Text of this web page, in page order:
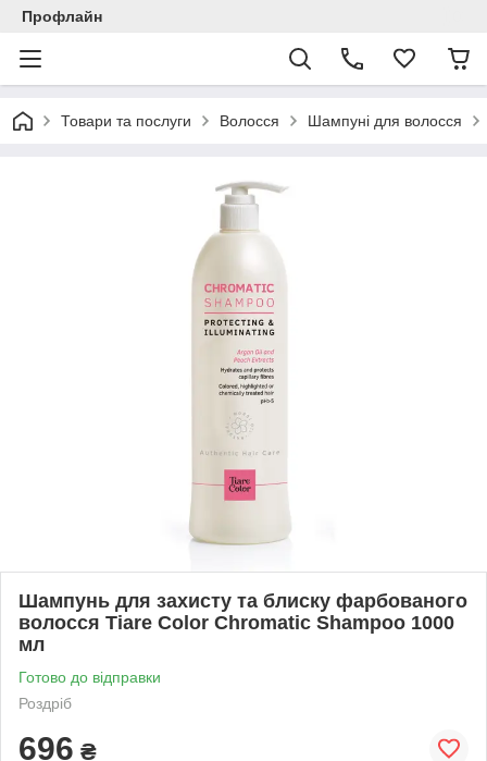
Профлайн
Товари та послуги Волосся Шампуні для волосся
Шампунь для захисту та блиску фарбованого
волосся Tiare Color Chromatic Shampoo 1000
мл
Готово до відправки
Роздріб
696 ₴